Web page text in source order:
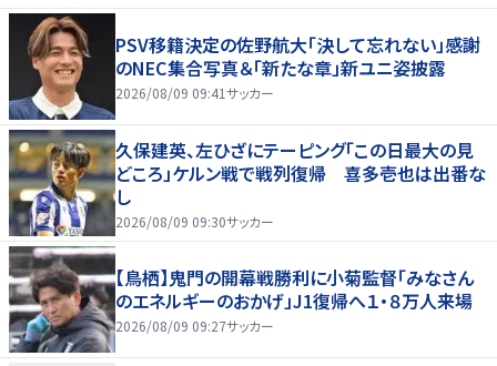
PSV移籍決定の佐野航大「決して忘れない」感謝
のNEC集合写真＆「新たな章」新ユニ姿披露
2026/08/09 09:41サッカー
久保建英、左ひざにテーピング「この日最大の見
どころ」ケルン戦で戦列復帰 喜多壱也は出番な
し
2026/08/09 09:30サッカー
【鳥栖】鬼門の開幕戦勝利に小菊監督「みなさん
のエネルギーのおかげ」J1復帰へ１・８万人来場
2026/08/09 09:27サッカー